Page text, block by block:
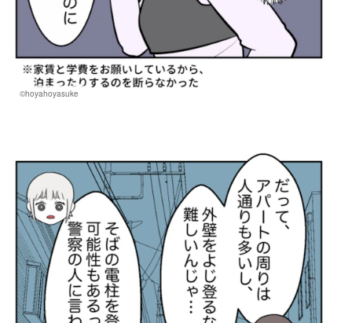
©hoyahoyasuke